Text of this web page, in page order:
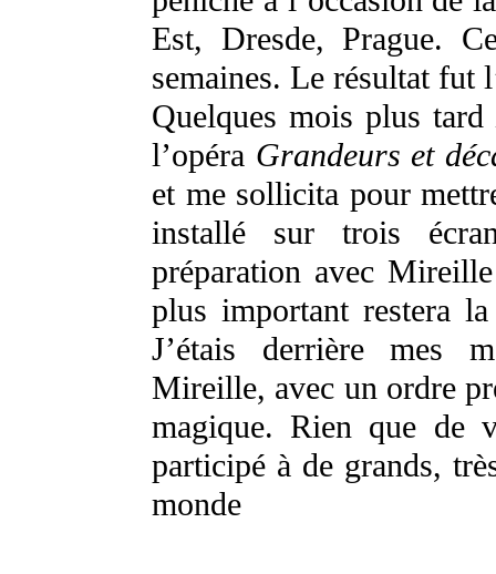
Est, Dresde, Prague.
semaines. Le résultat
Quelques mois plus tard
l’opéra Grandeurs et
et me sollicita pour
installé sur trois
préparation avec
plus important restera
J’étais derrière mes
Mireille, avec un ordre
magique. Rien que de
participé à de grands,
monde